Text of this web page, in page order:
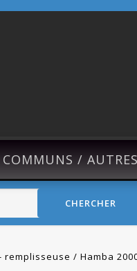
COMMUNS /
CHERCHER
remplisseuse Hamba